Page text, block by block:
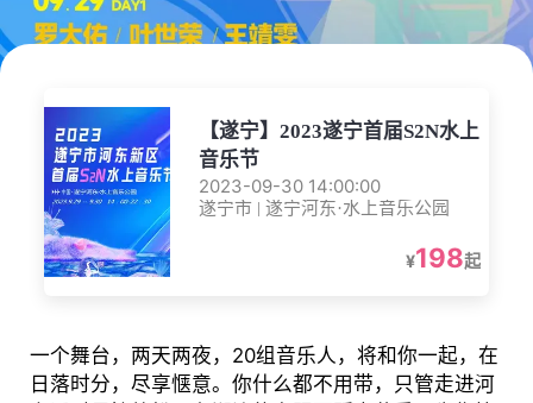
【遂宁】2023遂宁首届S2N水上
音乐节
2023-09-30 14:00:00
遂宁市 | 遂宁河东·水上音乐公园
¥198起
一个舞台，两天两夜，20组音乐人，将和你一起，在
日落时分，尽享惬意。你什么都不用带，只管走进河